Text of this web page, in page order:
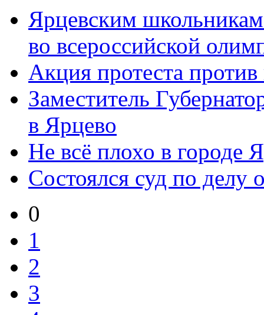
Ярцевским
во всероссийской
Акция протеста
Заместитель
в Ярцево
Не всё плохо в городе
Состоялся суд по делу
0
1
2
3